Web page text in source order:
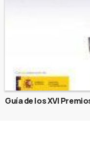
Guía de los XVI